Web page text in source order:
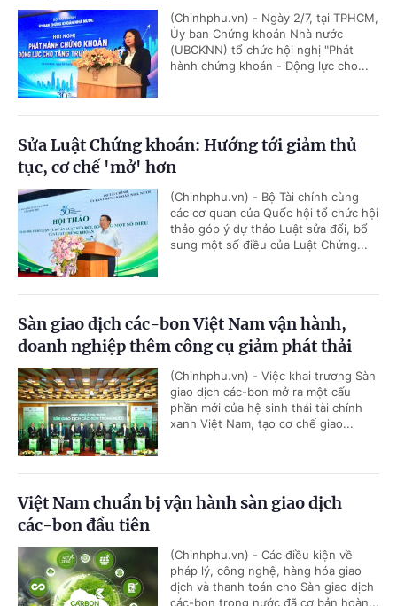
(Chinhphu.vn) - Ngày 2/7, tại TPHCM,
Ủy ban Chứng khoán Nhà nước
(UBCKNN) tổ chức hội nghị "Phát
hành chứng khoán - Động lực cho...
Sửa Luật Chứng khoán: Hướng tới giảm thủ
tục, cơ chế 'mở' hơn
(Chinhphu.vn) - Bộ Tài chính cùng
các cơ quan của Quốc hội tổ chức hội
thảo góp ý dự thảo Luật sửa đổi, bổ
sung một số điều của Luật Chứng...
Sàn giao dịch các-bon Việt Nam vận hành,
doanh nghiệp thêm công cụ giảm phát thải
(Chinhphu.vn) - Việc khai trương Sàn
giao dịch các-bon mở ra một cấu
phần mới của hệ sinh thái tài chính
xanh Việt Nam, tạo cơ chế giao...
Việt Nam chuẩn bị vận hành sàn giao dịch
các-bon đầu tiên
(Chinhphu.vn) - Các điều kiện về
pháp lý, công nghệ, hàng hóa giao
dịch và thanh toán cho Sàn giao dịch
các-bon trong nước đã cơ bản hoàn...